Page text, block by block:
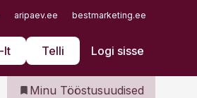
aripaev.ee bestmarketing.ee
lt Telli Logi sisse
Iseteenindus
Telli Tööstusuudised
Minu Tööstusuudised